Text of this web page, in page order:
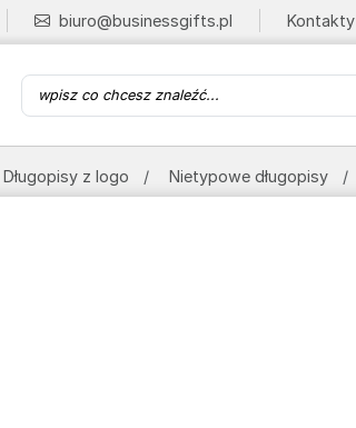
biuro@businessgifts.pl Kontakty
Długopisy z logo Nietypowe długopisy